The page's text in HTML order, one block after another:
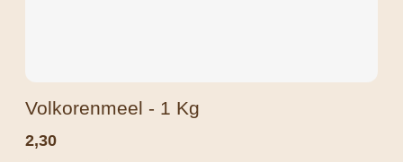
Volkorenmeel - 1 Kg
2,30